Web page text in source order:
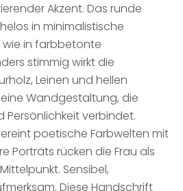
Akzent. Das runde
in minimalistische
wie in farbbetonte
stimmig wirkt die
Leinen und hellen
Wandgestaltung, die
Persönlichkeit verbindet.
poetische Farbwelten mit
Porträts rücken die Frau als
Sensibel,
Diese Handschrift